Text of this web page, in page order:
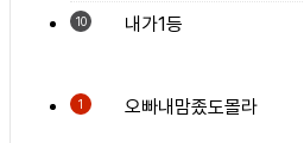
10
내가1등
1
오빠내맘좄도몰라